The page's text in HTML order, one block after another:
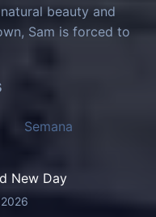
beauty and
Sam is forced to
Semana
New Day
2026